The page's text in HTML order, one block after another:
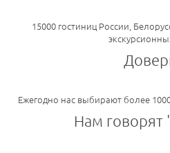
15000 гостиниц России,
Ежегодно нас выбирают более
Нам говорят